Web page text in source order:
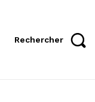
Rechercher